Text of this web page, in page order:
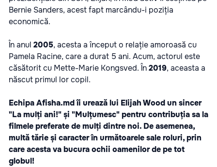
Bernie Sanders, acest fapt marcându-i poziția
economică.
În anul 2005, acesta a început o relație amoroasă cu
Pamela Racine, care a durat 5 ani. Acum, actorul este
căsătorit cu Mette-Marie Kongsved. În2019, aceasta a
născut primul lor copil.
Echipa Afisha.md îi urează lui Elijah Wood un sincer
"La mulți ani!" și "Mulțumesc" pentru contribuția sa la
filmele preferate de mulți dintre noi. De asemenea,
multă tărie și caracter în următoarele sale roluri, prin
care acesta va bucura ochii oamenilor de pe tot
globul!